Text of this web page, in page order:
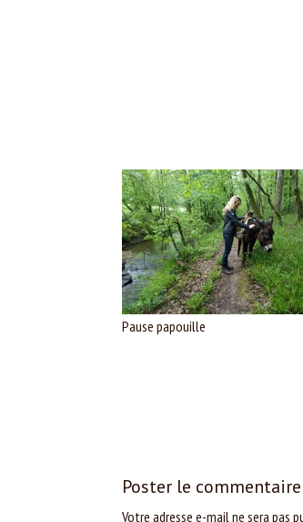
Pause papouille
Poster le commentaire
Votre adresse e-mail ne sera pas